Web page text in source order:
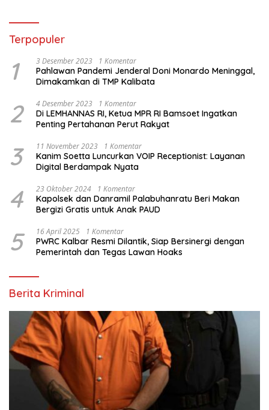
Terpopuler
1 3 Desember 2023 1 Komentar
Pahlawan Pandemi Jenderal Doni Monardo Meninggal,
Dimakamkan di TMP Kalibata
2 4 Desember 2023 1 Komentar
Di LEMHANNAS RI, Ketua MPR RI Bamsoet Ingatkan
Penting Pertahanan Perut Rakyat
3 11 November 2023 1 Komentar
Kanim Soetta Luncurkan VOIP Receptionist: Layanan
Digital Berdampak Nyata
4 23 Oktober 2024 1 Komentar
Kapolsek dan Danramil Palabuhanratu Beri Makan
Bergizi Gratis untuk Anak PAUD
5 16 April 2025 1 Komentar
PWRC Kalbar Resmi Dilantik, Siap Bersinergi dengan
Pemerintah dan Tegas Lawan Hoaks
Berita Kriminal